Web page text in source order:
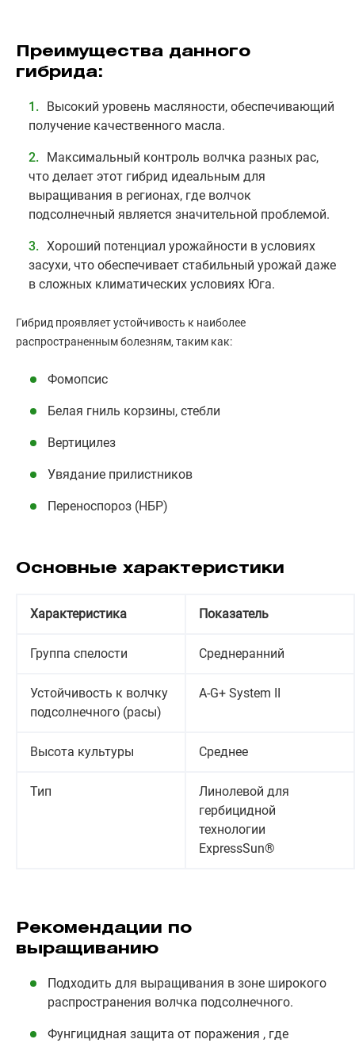
Преимущества данного
гибрида:
Высокий уровень масляности, обеспечивающий
получение качественного масла.
Максимальный контроль волчка разных рас,
что делает этот гибрид идеальным для
выращивания в регионах, где волчок
подсолнечный является значительной проблемой.
Хороший потенциал урожайности в условиях
засухи, что обеспечивает стабильный урожай даже
в сложных климатических условиях Юга.
Гибрид проявляет устойчивость к наиболее
распространенным болезням, таким как:
Фомопсис
Белая гниль корзины, стебли
Вертицилез
Увядание прилистников
Переноспороз (НБР)
Основные характеристики
Характеристика Показатель
Группа спелости Среднеранний
Устойчивость к волчку
подсолнечного (расы)
А-G+ System II
Высота культуры Среднее
Тип
Линолевой для
гербицидной
технологии
ExpressSun®
Рекомендации по
выращиванию
Подходить для выращивания в зоне широкого
распространения волчка подсолнечного.
Фунгицидная защита от поражения , где